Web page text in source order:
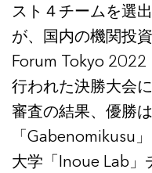
スト４チームを選
が、国内の機関投
Forum Tokyo
行われた決勝大会
審査の結果、優勝
「Gabenomikusu
大学「Inoue Lab」